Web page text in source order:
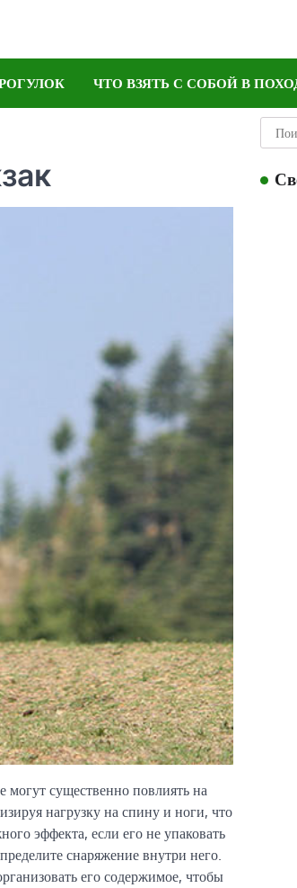
ЧТО ВЗЯТЬ С СОБОЙ В
существенно повлиять на
нагрузку на спину и ноги, что
эффекта, если его не упаковать
снаряжение внутри него.
его содержимое, чтобы